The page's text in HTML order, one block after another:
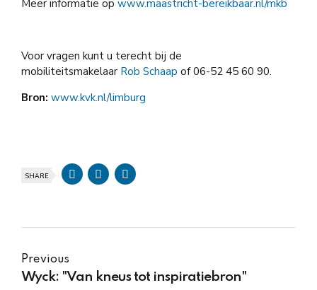
Meer informatie op www.maastricht-bereikbaar.nl/mkb
Voor vragen kunt u terecht bij de
mobiliteitsmakelaar Rob Schaap of 06-52 45 60 90.
Bron: www.kvk.nl/limburg
SHARE
Previous
Wyck: "Van kneus tot inspiratiebron"